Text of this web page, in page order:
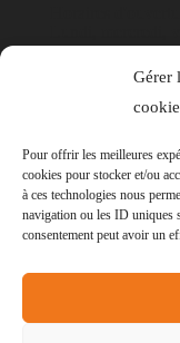
Gérer
Pour offrir les meilleures
cookies pour stocker et/ou
à ces technologies nous
navigation ou les ID uniques
consentement peut avoir un
© Mairie de